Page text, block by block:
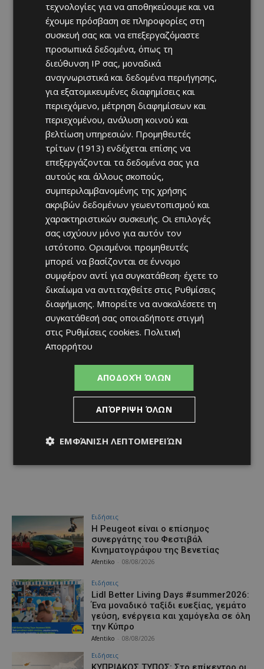
Ειδήσεις
Η Peugeot είναι ο επίσημος
συνεργάτης του Φεστιβάλ
Κινηματογράφου της Βενετίας
Afentiko 08/08/2026
Ειδήσεις
Lidl Better Living Days #summer2026:
Ένα μοναδικό ταξίδι ευεξίας, γεμάτο
γεύση, ενέργεια και χαμόγελα σε όλη
την Κύπρο
Afentiko 08/08/2026
Ειδήσεις
τεχνολογίες για να αποθηκεύουμε και να
έχουμε πρόσβαση σε πληροφορίες στη
συσκευή σας και να επεξεργαζόμαστε
προσωπικά δεδομένα, όπως τη
διεύθυνση IP σας, μοναδικά
αναγνωριστικά και δεδομένα περιήγησης,
για εξατομικευμένες διαφημίσεις και
περιεχόμενο, μέτρηση διαφημίσεων και
περιεχομένου, ανάλυση κοινού και
βελτίωση υπηρεσιών. Προμηθευτές
τρίτων (1913) ενδέχεται επίσης να
επεξεργάζονται τα δεδομένα σας για
αυτούς και άλλους σκοπούς,
συμπεριλαμβανομένης της χρήσης
ακριβών δεδομένων γεωεντοπισμού και
χαρακτηριστικών συσκευής. Οι επιλογές
σας ισχύουν μόνο για αυτόν τον
ιστότοπο. Ορισμένοι προμηθευτές
μπορεί να βασίζονται σε έννομο
συμφέρον αντί για συγκατάθεση· έχετε το
δικαίωμα να αντιταχθείτε στις Ρυθμίσεις
διαφήμισης. Μπορείτε να ανακαλέσετε τη
συγκατάθεσή σας οποιαδήποτε στιγμή
στις Ρυθμίσεις cookies. Πολιτική
Απορρήτου
ΑΠΟΔΟΧΉ ΌΛΩΝ
ΑΠΌΡΡΙΨΗ ΌΛΩΝ
ΕΜΦΆΝΙΣΗ ΛΕΠΤΟΜΕΡΕΙΏΝ